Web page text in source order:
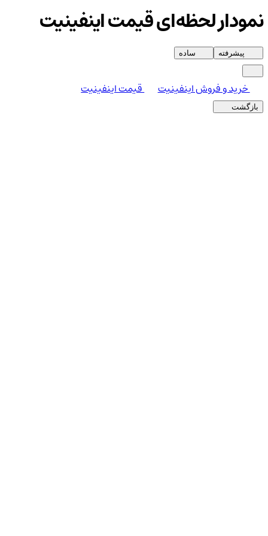
نمودار لحظه‌ای قیمت اینفینیت
پیشرفته ساده
خرید و فروش اینفینیت قیمت اینفینیت
بازگشت